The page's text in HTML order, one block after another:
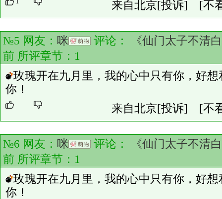
1 来自北京[投诉] [不
№5 网友： 咪 评论：
《仙门太子不清
前 所评章节： 1
玫瑰开在九月里，我的心中只有你，好
你！
来自北京[投诉] [不
№6 网友： 咪 评论：
《仙门太子不清
前 所评章节： 1
玫瑰开在九月里，我的心中只有你，好
你！